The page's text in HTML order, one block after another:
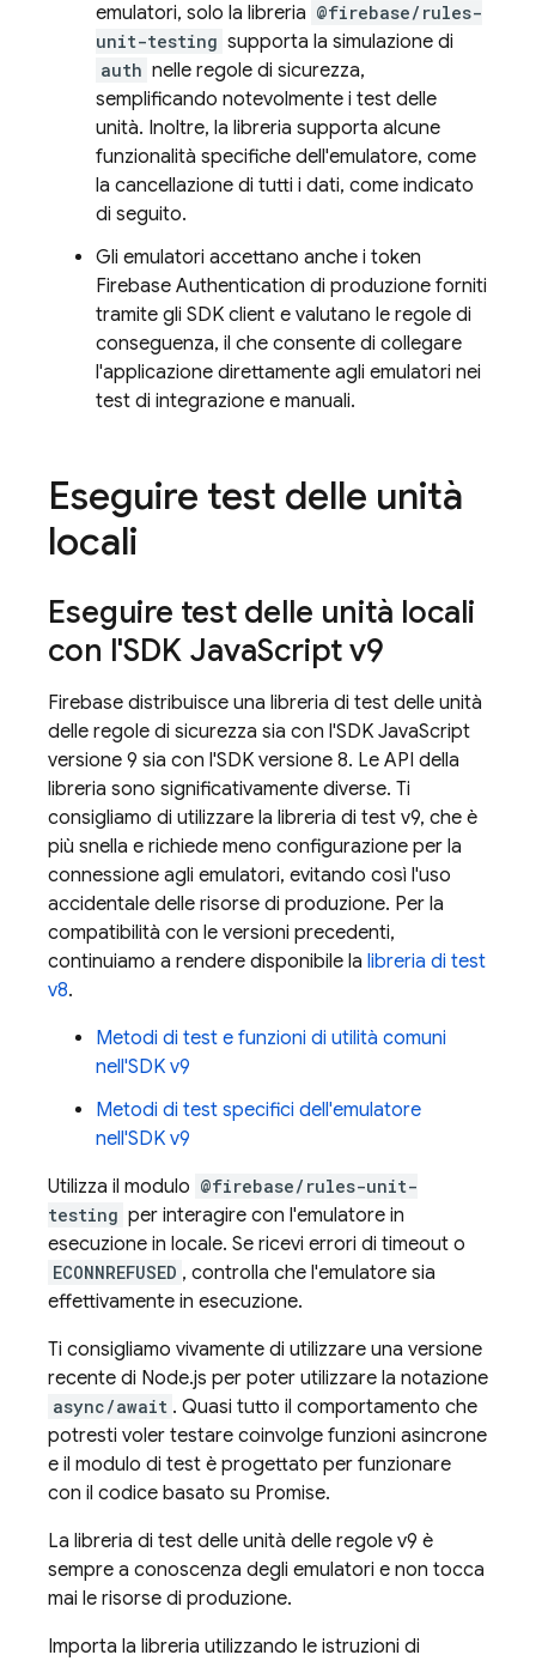
emulatori, solo la libreria @firebase/rules-
unit-testing supporta la simulazione di
auth nelle regole di sicurezza,
semplificando notevolmente i test delle
unità. Inoltre, la libreria supporta alcune
funzionalità specifiche dell'emulatore, come
la cancellazione di tutti i dati, come indicato
di seguito.
Gli emulatori accettano anche i token
Firebase Authentication di produzione forniti
tramite gli SDK client e valutano le regole di
conseguenza, il che consente di collegare
l'applicazione direttamente agli emulatori nei
test di integrazione e manuali.
Eseguire test delle unità
locali
Eseguire test delle unità locali
con l'SDK JavaScript v9
Firebase distribuisce una libreria di test delle unità
delle regole di sicurezza sia con l'SDK JavaScript
versione 9 sia con l'SDK versione 8. Le API della
libreria sono significativamente diverse. Ti
consigliamo di utilizzare la libreria di test v9, che è
più snella e richiede meno configurazione per la
connessione agli emulatori, evitando così l'uso
accidentale delle risorse di produzione. Per la
compatibilità con le versioni precedenti,
continuiamo a rendere disponibile la libreria di test
v8.
Metodi di test e funzioni di utilità comuni
nell'SDK v9
Metodi di test specifici dell'emulatore
nell'SDK v9
Utilizza il modulo @firebase/rules-unit-
testing per interagire con l'emulatore in
esecuzione in locale. Se ricevi errori di timeout o
ECONNREFUSED , controlla che l'emulatore sia
effettivamente in esecuzione.
Ti consigliamo vivamente di utilizzare una versione
recente di Node.js per poter utilizzare la notazione
async/await . Quasi tutto il comportamento che
potresti voler testare coinvolge funzioni asincrone
e il modulo di test è progettato per funzionare
con il codice basato su Promise.
La libreria di test delle unità delle regole v9 è
sempre a conoscenza degli emulatori e non tocca
mai le risorse di produzione.
Importa la libreria utilizzando le istruzioni di